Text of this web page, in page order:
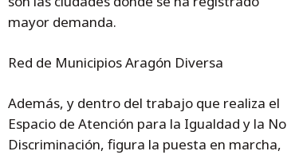
mayor demanda.
Red de Municipios Aragón Diversa
Además, y dentro del trabajo que realiza el
Espacio de Atención para la Igualdad y la No
Discriminación, figura la puesta en marcha,